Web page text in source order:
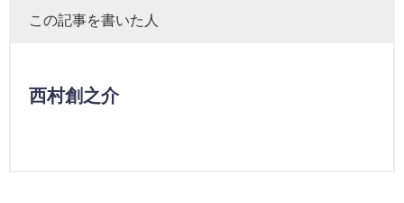
この記事を書いた人
西村創之介